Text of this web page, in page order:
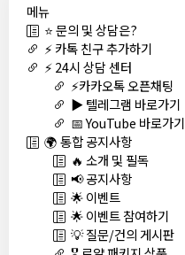
메뉴
⭐ 문의 및 상담은?
⚡ 카톡 친구 추가하기
⚡ 24시 상담 센터
⚡카카오톡 오픈채팅
▶️ 텔레그램 바로가기
📅 YouTube 바로가기
🌍 통합 공지사항
🔥 소개 및 필독
📢 공지사항
🌟 이벤트
🌟 이벤트 참여하기
💡 질문/건의 게시판